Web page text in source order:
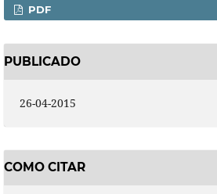
PDF
PUBLICADO
26-04-2015
COMO CITAR